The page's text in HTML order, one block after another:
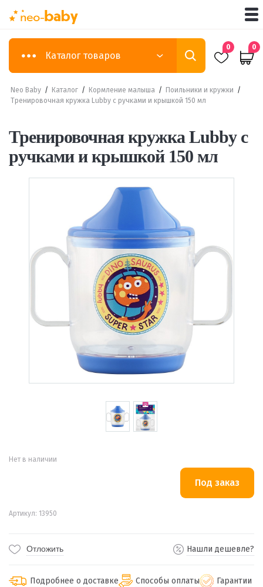
Каталог товаров
0 0
Neo Baby / Каталог / Кормление малыша / Поильники и кружки /
Тренировочная кружка Lubby с ручками и крышкой 150 мл
Тренировочная кружка Lubby с
ручками и крышкой 150 мл
Нет в наличии
Артикул: 13950
Отложить Нашли дешевле?
Подробнее о доставке Способы оплаты Гарантии